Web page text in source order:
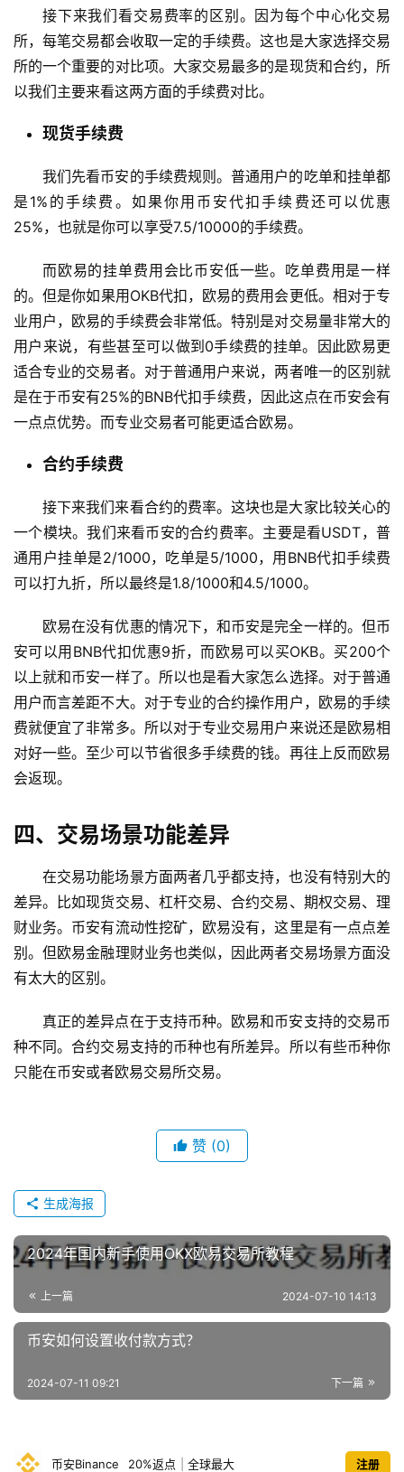
圈
新
闻
见
问
题
接下来我们看交易费率的区别。因为每个中心化交易
所，每笔交易都会收取一定的手续费。这也是大家选择交易
所的一个重要的对比项。大家交易最多的是现货和合约，所
以我们主要来看这两方面的手续费对比。
现货手续费
我们先看币安的手续费规则。普通用户的吃单和挂单都
是1%的手续费。如果你用币安代扣手续费还可以优惠
25%，也就是你可以享受7.5/10000的手续费。
而欧易的挂单费用会比币安低一些。吃单费用是一样
的。但是你如果用OKB代扣，欧易的费用会更低。相对于专
业用户，欧易的手续费会非常低。特别是对交易量非常大的
用户来说，有些甚至可以做到0手续费的挂单。因此欧易更
适合专业的交易者。对于普通用户来说，两者唯一的区别就
是在于币安有25%的BNB代扣手续费，因此这点在币安会有
一点点优势。而专业交易者可能更适合欧易。
合约手续费
接下来我们来看合约的费率。这块也是大家比较关心的
一个模块。我们来看币安的合约费率。主要是看USDT，普
通用户挂单是2/1000，吃单是5/1000，用BNB代扣手续费
可以打九折，所以最终是1.8/1000和4.5/1000。
欧易在没有优惠的情况下，和币安是完全一样的。但币
安可以用BNB代扣优惠9折，而欧易可以买OKB。买200个
以上就和币安一样了。所以也是看大家怎么选择。对于普通
用户而言差距不大。对于专业的合约操作用户，欧易的手续
费就便宜了非常多。所以对于专业交易用户来说还是欧易相
对好一些。至少可以节省很多手续费的钱。再往上反而欧易
会返现。
四、交易场景功能差异
在交易功能场景方面两者几乎都支持，也没有特别大的
差异。比如现货交易、杠杆交易、合约交易、期权交易、理
财业务。币安有流动性挖矿，欧易没有，这里是有一点点差
别。但欧易金融理财业务也类似，因此两者交易场景方面没
有太大的区别。
真正的差异点在于支持币种。欧易和币安支持的交易币
种不同。合约交易支持的币种也有所差异。所以有些币种你
只能在币安或者欧易交易所交易。
赞 (0)
生成海报
2024年国内新手使用OKX欧易交易所教程
上一篇 2024-07-10 14:13
币安如何设置收付款方式？
下一篇
2024-07-11 09:21
币安Binance 20%返点 全球最大 注册